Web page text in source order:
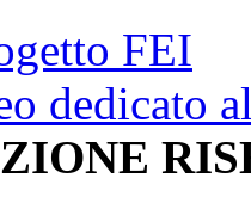
FEI
dedicato